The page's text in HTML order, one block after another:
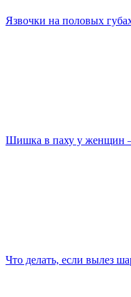
Язвочки на половых
Шишка в паху у женщин —
Что делать, если вылез